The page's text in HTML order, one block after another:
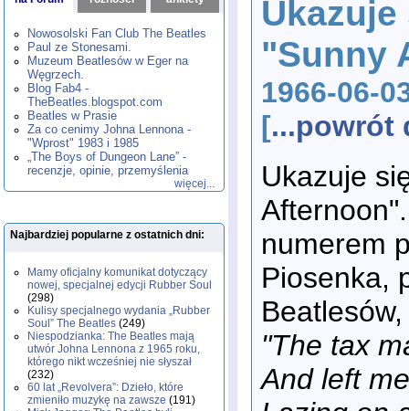
,1982,1983 ,1984,
1985,1986,1987 ,1988,1989,
1990, 1991,1992,1993
1995,1996 ,1997,1998 ,1999,
2000,2001, 2004
2005,2006, 2007
2010,2011,2012,2013,2014
2015,2016, 2017,
2020,2021,2022,2023,2024 ,
2025,2026
Nowosolski Fan Club The Beatles
Paul ze Stonesami.
Muzeum Beatlesów w Eger na
Węgrzech.
Blog Fab4 -
TheBeatles.blogspot.com
Beatles w Prasie
Za co cenimy Johna Lennona -
"Wprost" 1983 i 1985
„The Boys of Dungeon Lane” -
recenzje, opinie, przemyślenia
więcej...
Najbardziej popularne z ostatnich dni:
Mamy oficjalny komunikat dotyczący
nowej, specjalnej edycji Rubber Soul
(298)
Kulisy specjalnego wydania „Rubber
Soul” The Beatles (249)
Niespodzianka: The Beatles mają
utwór Johna Lennona z 1965 roku,
którego nikt wcześniej nie słyszał
(232)
60 lat „Revolvera”: Dzieło, które
zmieniło muzykę na zawsze (191)
"Sunny
1966-06-
[...powrót
Ukazuje
numerem
Piosenka,
"The tax
And left